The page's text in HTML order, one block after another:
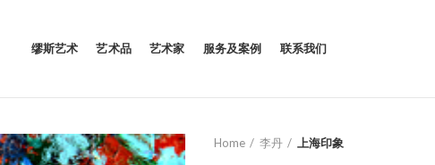
缪斯艺术 艺术品 艺术家 服务及案例 联系我们
Home 李丹 上海印象